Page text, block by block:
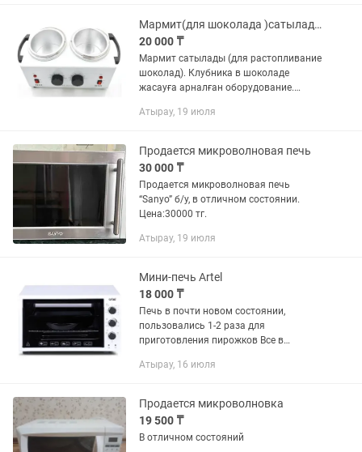
Мармит(для шоколада )сатылады. Срочно
20 000 ₸
Мармит сатылады (для растопливание
шоколад). Клубника в шоколаде
жасауға арналған оборудование.
бар
Атырау, 19 июля
Продается микроволновая печь
30 000 ₸
Продается микроволновая печь
“Sanyo” б/у, в отличном состоянии.
Цена:30000 тг.
Атырау, 19 июля
Мини-печь Artel
18 000 ₸
Печь в почти новом состоянии,
пользовались 1-2 раза для
приготовления пирожков Все в
коробки Все работает, все включается,
ПО НОМЕРУ...
Атырау, 16 июля
Продается микроволновка
19 500 ₸
В отличном состояний